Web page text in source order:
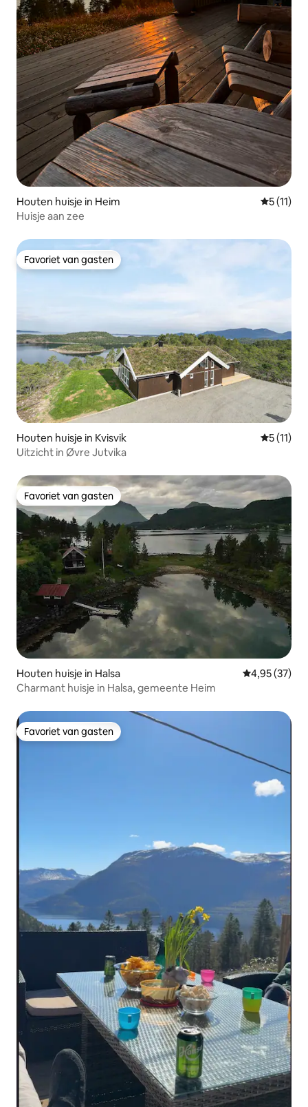
Houten huisje in Heim
5 (11)
Huisje aan zee
Favoriet van gasten
Favoriet van gasten
Houten huisje in Kvisvik
5 (11)
Uitzicht in Øvre Jutvika
Favoriet van gasten
Favoriet van gasten
Houten huisje in Halsa Gemiddelde
4,95 (37)
Charmant huisje in Halsa, gemeente Heim
Favoriet van gasten
Favoriet van gasten